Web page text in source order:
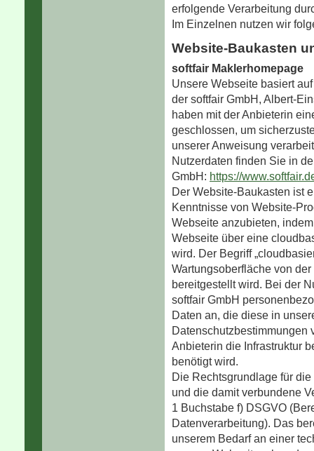
erfolgende Verarbeitung
Im Einzelnen nutzen wir
Website-Baukasten
softfair Maklerhomepage
Unsere Webseite basiert
der softfair GmbH, Albert-
haben mit der Anbieterin
geschlossen, um
unserer Anweisung
Nutzerdaten finden Sie in
GmbH: https://
Der Website-Baukasten ist
Kenntnisse von Website-
Webseite anzubieten,
Webseite über eine
wird. Der Begriff
Wartungsoberfläche von
bereitgestellt wird. Bei der
softfair GmbH
Daten an, die diese in
Datenschutzbestimmungen
Anbieterin die Infrastruktur
benötigt wird.
Die Rechtsgrundlage für
und die damit verbundene
1 Buchstabe f) DSGVO
Datenverarbeitung). Das
unserem Bedarf an einer